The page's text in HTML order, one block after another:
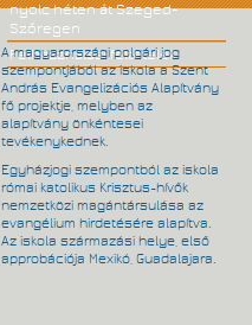
nyolc héten át Szeged-
Szőregen
Felhasználási feltételek
A magyarországi polgári jog
szempontjából az iskola a Szent
András Evangelizációs Alapítvány
fő projektje, melyben az
alapítvány önkéntesei
tevékenykednek.
Egyházjogi szempontból az iskola
római katolikus Krisztus-hívők
nemzetközi magántársulása az
evangélium hirdetésére alapítva.
Az iskola származási helye, első
approbációja Mexikó, Guadalajara.